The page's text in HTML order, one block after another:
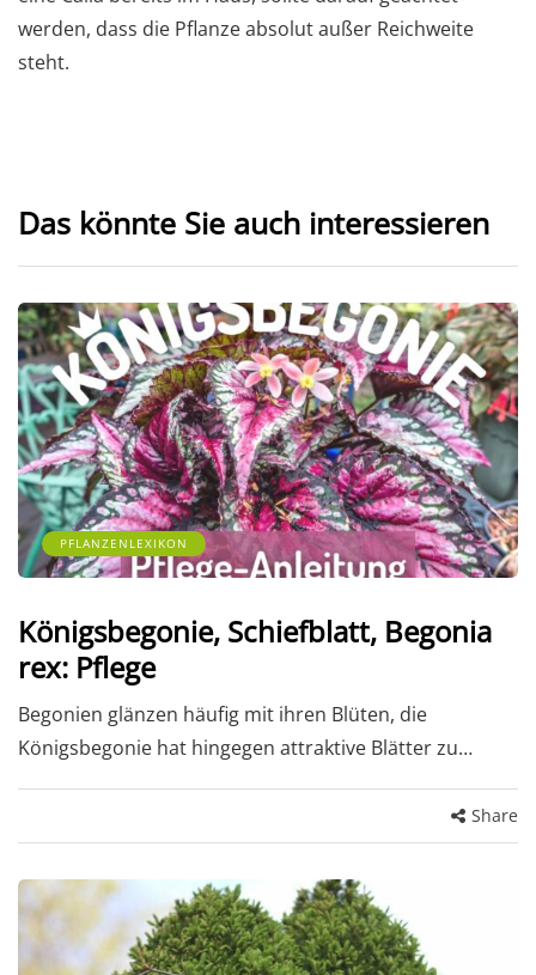
werden, dass die Pflanze absolut außer Reichweite
steht.
Das könnte Sie auch interessieren
PFLANZENLEXIKON
Königsbegonie, Schiefblatt, Begonia
rex: Pflege
Begonien glänzen häufig mit ihren Blüten, die
Königsbegonie hat hingegen attraktive Blätter zu…
Share